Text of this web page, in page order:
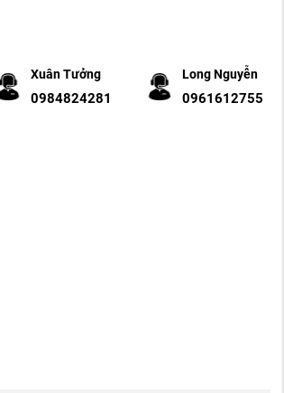
Xuân Tưởng
0984824281
Long Nguyễn
0961612755